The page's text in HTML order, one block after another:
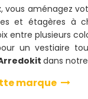
, vous aménagez
et étagères à
entre plusieurs
un vestiaire
dans
marque